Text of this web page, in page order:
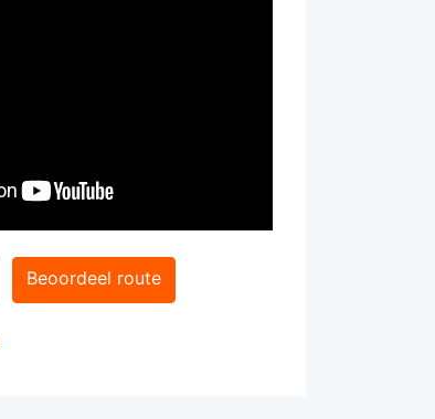
Beoordeel route